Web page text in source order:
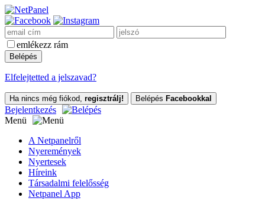
emlékezz rám
Elfelejtetted a jelszavad?
Ha nincs még fiókod, regisztrálj! Belépés Facebookkal
Bejelentkezés
Menü
A Netpanelről
Nyeremények
Nyertesek
Híreink
Társadalmi felelősség
Netpanel App